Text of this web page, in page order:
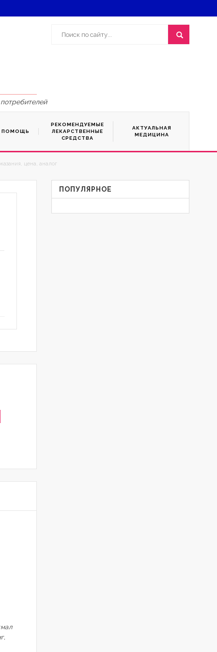
ПОМОЩЬ
РЕКОМЕНДУЕМЫЕ
ЛЕКАРСТВЕННЫЕ
СРЕДСТВА
АКТУАЛЬНАЯ
МЕДИЦИНА
цена, аналог
ПОПУЛЯРНОЕ